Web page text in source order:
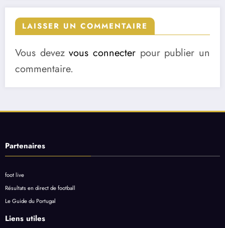
LAISSER UN COMMENTAIRE
Vous devezvous connecter pour publier un
commentaire.
Partenaires
foot live
Résultats en direct de football
Le Guide du Portugal
Liens utiles